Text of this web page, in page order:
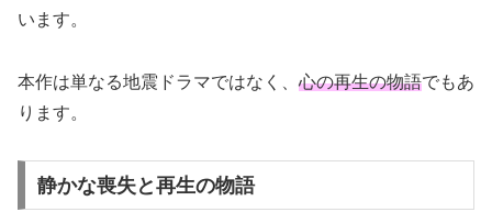
います。
本作は単なる地震ドラマではなく、 心の再生の物語でもあ
ります。
静かな喪失と再生の物語